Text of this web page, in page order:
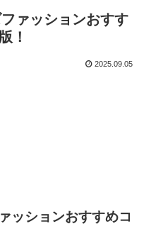
ァッションおすす
！
2025.09.05
ッションおすすめコ